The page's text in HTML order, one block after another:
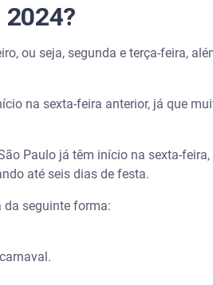
ou seja, segunda e terça-feira,
na sexta-feira anterior, já que
Paulo já têm início na sexta-
até seis dias de festa.
da seguinte forma: